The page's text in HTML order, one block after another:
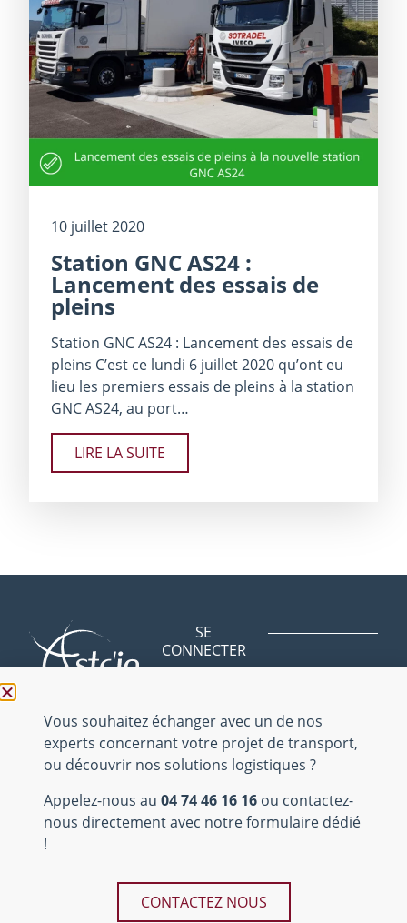
10 juillet 2020
Station GNC AS24 :
Lancement des essais de
pleins
Station GNC AS24 : Lancement des essais de
pleins C’est ce lundi 6 juillet 2020 qu’ont eu
lieu les premiers essais de pleins à la station
GNC AS24, au port…
LIRE LA SUITE
SE
CONNECTER
CONTACTER
NOUS
REJOINDRE
01150 Saint
Vulbas
04 74 46 16 16
Mentions
légales
Vous souhaitez échanger avec un de nos
experts concernant votre projet de transport,
ou découvrir nos solutions logistiques ?
Appelez-nous au 04 74 46 16 16 ou contactez-
nous directement avec notre formulaire dédié
!
CONTACTEZ NOUS